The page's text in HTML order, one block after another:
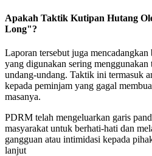
Apakah Taktik Kutipan Hutang
Long"?
Laporan tersebut juga
yang digunakan sering
undang-undang. Taktik ini termasuk
kepada peminjam yang gagal
masanya.
PDRM telah mengeluarkan garis
masyarakat untuk berhati-hati dan
gangguan atau intimidasi kepada
lanjut​